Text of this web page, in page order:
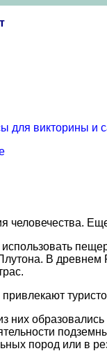
для викторины и
человечества.
В
пород или в